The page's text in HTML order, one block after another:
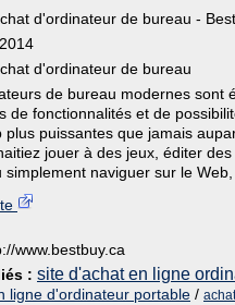
d'ordinateur de bureau -
d'ordinateur de bureau
de bureau modernes sont
de fonctionnalités et de
plus puissantes que jamais
jouer à des jeux, éditer
simplement naviguer sur le Web,
www.bestbuy.ca
: site d'achat en ligne
ligne d'ordinateur portable /